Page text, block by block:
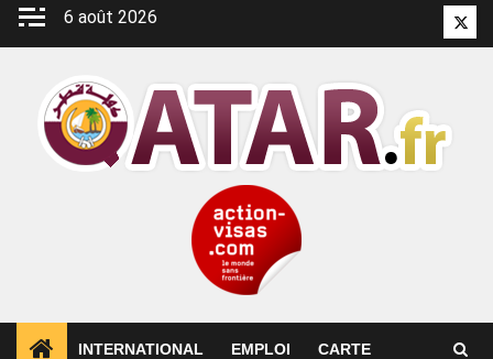
Aller
6 août 2026
INTERNATIONAL EMPLOI CARTE